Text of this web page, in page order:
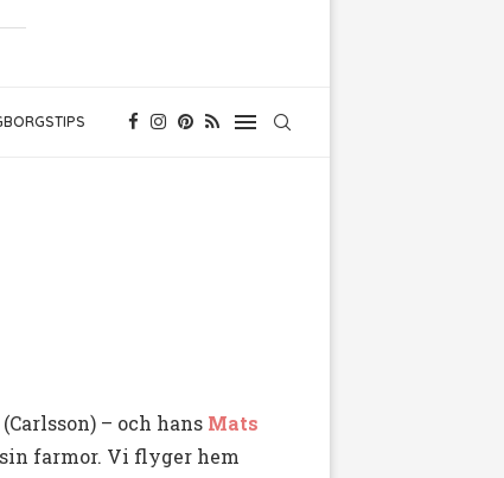
(Carlsson) – och hans Mats
farmor. Vi flyger hem